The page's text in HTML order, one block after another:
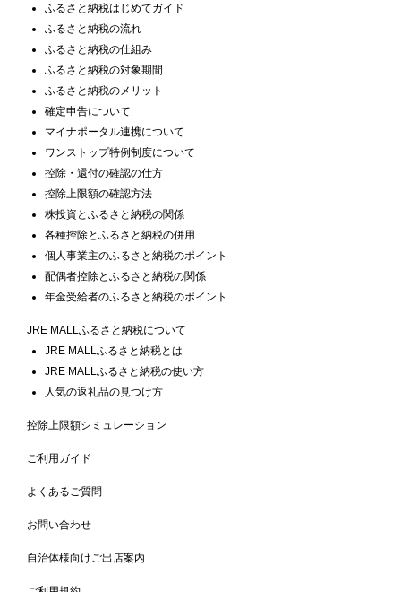
ふるさと納税はじめてガイド
ふるさと納税の流れ
ふるさと納税の仕組み
ふるさと納税の対象期間
ふるさと納税のメリット
確定申告について
マイナポータル連携について
ワンストップ特例制度について
控除・還付の確認の仕方
控除上限額の確認方法
株投資とふるさと納税の関係
各種控除とふるさと納税の併用
個人事業主のふるさと納税のポイント
配偶者控除とふるさと納税の関係
年金受給者のふるさと納税のポイント
JRE MALLふるさと納税について
JRE MALLふるさと納税とは
JRE MALLふるさと納税の使い方
人気の返礼品の見つけ方
控除上限額シミュレーション
ご利用ガイド
よくあるご質問
お問い合わせ
自治体様向けご出店案内